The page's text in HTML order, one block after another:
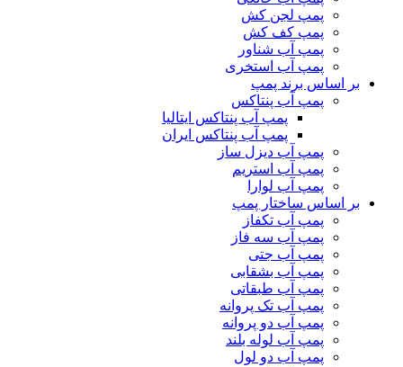
پمپ لجن کش
پمپ کف کش
پمپ آب شناور
پمپ آب استخری
بر اساس برند پمپ
پمپ آب پنتاکس
پمپ آب پنتاکس ایتالیا
پمپ آب پنتاکس ایران
پمپ آب دیزل ساز
پمپ آب استریم
پمپ آب لوارا
بر اساس ساختار پمپ
پمپ آب تکفاز
پمپ آب سه فاز
پمپ آب جتی
پمپ آب بشقابی
پمپ آب طبقاتی
پمپ آب تک پروانه
پمپ آب دو پروانه
پمپ آب لوله بلند
پمپ آب دو لول